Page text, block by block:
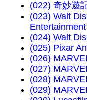
(022) 奇妙遊
(023) Walt
Entertainment
(024) Walt
(025) Pixar
(026)
(027)
(028)
(029)